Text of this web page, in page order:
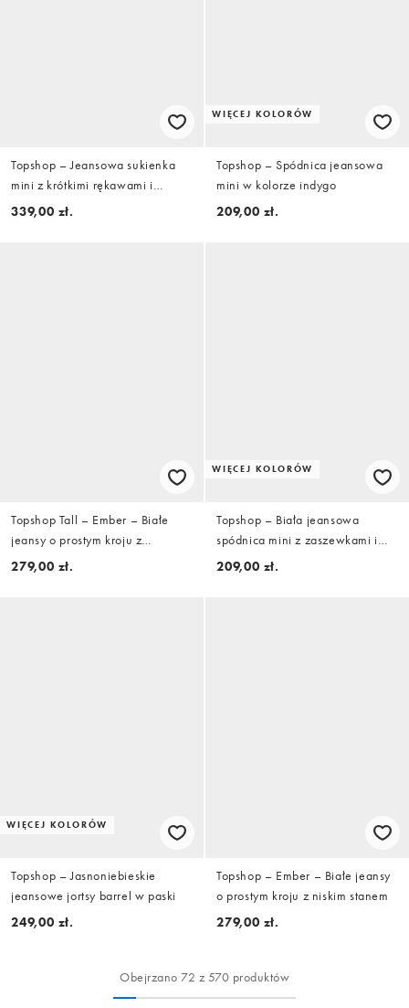
Topshop – Jeansowa sukienka
mini z krótkimi rękawami i
paskiem w kolorze indygo
339,00 zł.
WIĘCEJ KOLORÓW
Topshop – Spódnica jeansowa
mini w kolorze indygo
209,00 zł.
Topshop Tall – Ember – Białe
jeansy o prostym kroju z
obniżonym stanem
279,00 zł.
WIĘCEJ KOLORÓW
Topshop – Biała jeansowa
spódnica mini z zaszewkami i
wiązaniem
209,00 zł.
WIĘCEJ KOLORÓW
Topshop – Jasnoniebieskie
jeansowe jortsy barrel w paski
249,00 zł.
Topshop – Ember – Białe jeansy
o prostym kroju z niskim stanem
279,00 zł.
Obejrzano 72 z 570 produktów